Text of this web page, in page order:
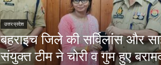
उत्तर प्रदेश
बहराइच जिले की सर्विलांस और
संयुक्त टीम ने चोरी व गुम हुए